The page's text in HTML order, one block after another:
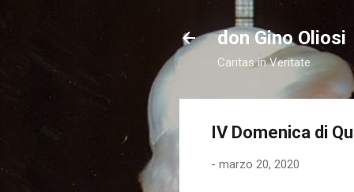
don Gino Oliosi
Caritas in Veritate
IV Domenica di
- marzo 20, 2020